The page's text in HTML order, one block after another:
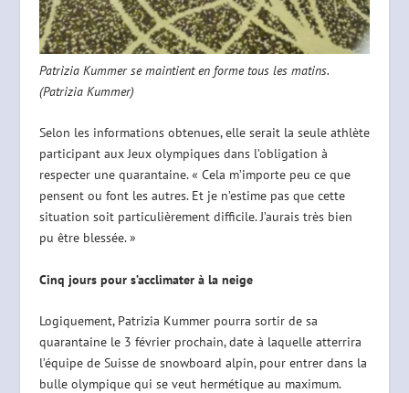
Patrizia Kummer se maintient en forme tous les matins.
(Patrizia Kummer)
Selon les informations obtenues, elle serait la seule athlète
participant aux Jeux olympiques dans l’obligation à
respecter une quarantaine. « Cela m’importe peu ce que
pensent ou font les autres. Et je n’estime pas que cette
situation soit particulièrement difficile. J’aurais très bien
pu être blessée. »
Cinq jours pour s’acclimater à la neige
Logiquement, Patrizia Kummer pourra sortir de sa
quarantaine le 3 février prochain, date à laquelle atterrira
l’équipe de Suisse de snowboard alpin, pour entrer dans la
bulle olympique qui se veut hermétique au maximum.